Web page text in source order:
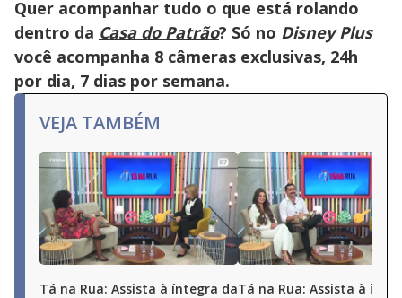
Quer acompanhar tudo o que está rolando
dentro da Casa do Patrão? Só no Disney Plus
você acompanha 8 câmeras exclusivas, 24h
por dia, 7 dias por semana.
VEJA TAMBÉM
Tá na Rua: Assista à íntegra daTá na Rua: Assista à